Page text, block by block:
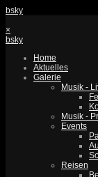
bsky
×
bsky
Home
Aktuelles
Galerie
Musik -
Musik -
Events
Reisen